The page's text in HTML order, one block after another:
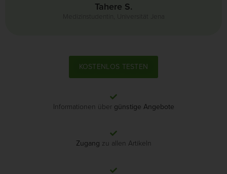
Tahere S.
Medizinstudentin, Universität Jena
KOSTENLOS TESTEN
Informationen über günstige Angebote
Zugang zu allen Artikeln